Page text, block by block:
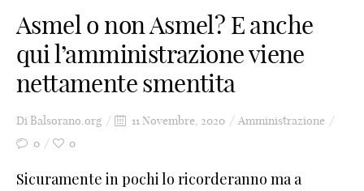
Asmel o non Asmel? E anche
qui l’amministrazione viene
nettamente smentita
DiBalsorano.org 11 Novembre, 2020
Amministrazione
0
0
Sicuramente in pochi lo ricorderanno ma a
5
8